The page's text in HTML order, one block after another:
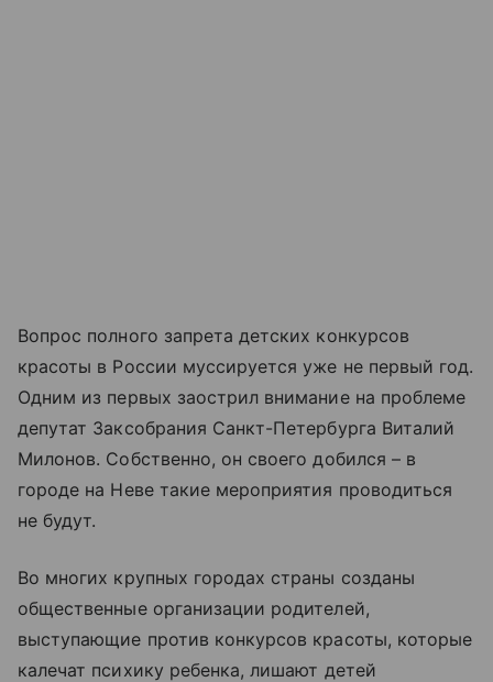
Вопрос полного запрета детских конкурсов
красоты в России муссируется уже не первый год.
Одним из первых заострил внимание на проблеме
депутат Заксобрания Санкт-Петербурга Виталий
Милонов. Собственно, он своего добился – в
городе на Неве такие мероприятия проводиться
не будут.
Во многих крупных городах страны созданы
общественные организации родителей,
выступающие против конкурсов красоты, которые
калечат психику ребенка, лишают детей